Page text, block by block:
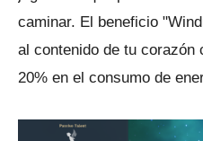
caminar. El beneficio
al contenido de tu corazón
20% en el consumo de